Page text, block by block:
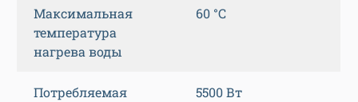
Максимальная
температура
нагрева воды
60 °C
Потребляемая
5500 Вт